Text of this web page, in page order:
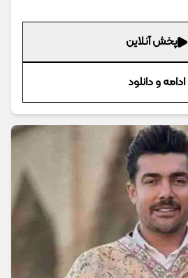
پخش آنلاین
ادامه و دانلود